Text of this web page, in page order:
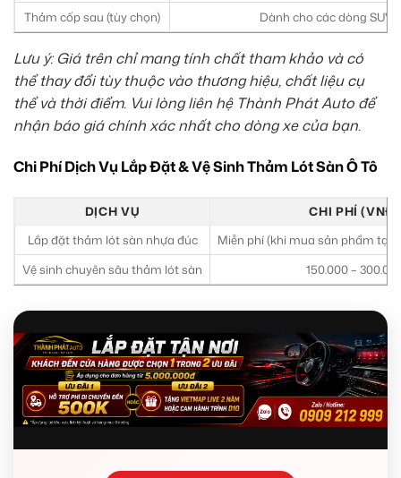
Thảm cốp sau (tùy chọn)
Dành cho các dòng
Lưu ý: Giá trên chỉ mang tính chất tham khảo và có
thể thay đổi tùy thuộc vào thương hiệu, chất liệu cụ
thể và thời điểm. Vui lòng liên hệ Thành Phát Auto để
nhận báo giá chính xác nhất cho dòng xe của bạn.
Chi Phí Dịch Vụ Lắp Đặt & Vệ Sinh Thảm Lót Sàn Ô Tô
DỊCH VỤ
CHI PHÍ (VNĐ)
Lắp đặt thảm lót sàn nhựa đúc
Miễn phí (khi mua sản phẩm tại
Vệ sinh chuyên sâu thảm lót sàn
150.000 –